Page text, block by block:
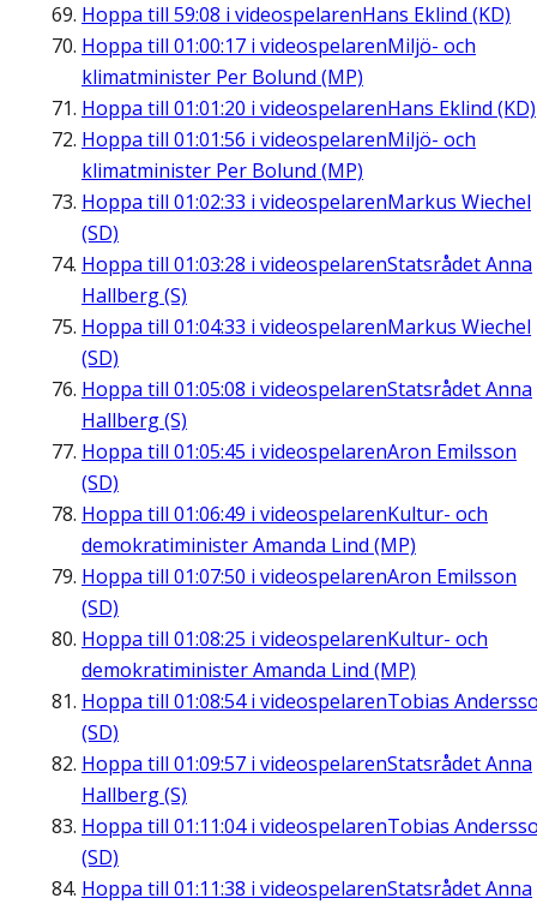
Hoppa till 59:08 i videospelarenHans Eklind (KD)
Hoppa till 01:00:17 i videospelarenMiljö- och
klimatminister Per Bolund (MP)
Hoppa till 01:01:20 i videospelarenHans Eklind (KD)
Hoppa till 01:01:56 i videospelarenMiljö- och
klimatminister Per Bolund (MP)
Hoppa till 01:02:33 i videospelarenMarkus Wiechel
(SD)
Hoppa till 01:03:28 i videospelarenStatsrådet Anna
Hallberg (S)
Hoppa till 01:04:33 i videospelarenMarkus Wiechel
(SD)
Hoppa till 01:05:08 i videospelarenStatsrådet Anna
Hallberg (S)
Hoppa till 01:05:45 i videospelarenAron Emilsson
(SD)
Hoppa till 01:06:49 i videospelarenKultur- och
demokratiminister Amanda Lind (MP)
Hoppa till 01:07:50 i videospelarenAron Emilsson
(SD)
Hoppa till 01:08:25 i videospelarenKultur- och
demokratiminister Amanda Lind (MP)
Hoppa till 01:08:54i videospelarenTobias
(SD)
Hoppa till 01:09:57 i videospelarenStatsrådet Anna
Hallberg (S)
Hoppa till 01:11:04i videospelarenTobias
(SD)
Hoppa till 01:11:38 i videospelarenStatsrådet Anna